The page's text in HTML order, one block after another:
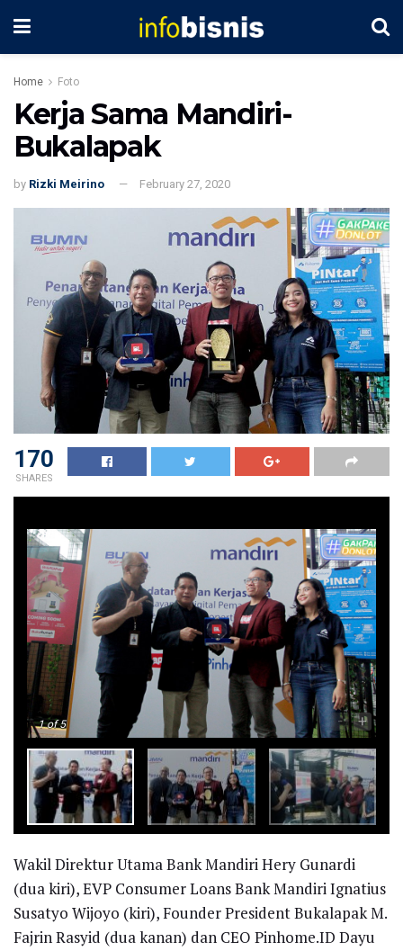
Home Foto
Kerja Sama Mandiri-
Bukalapak
by Rizki Meirino February 27, 2020
170
SHARES
1of 5 - +
Wakil Direktur Utama Bank Mandiri Hery Gunardi
(dua kiri), EVP Consumer Loans Bank Mandiri Ignatius
Susatyo Wijoyo (kiri), Founder President Bukalapak M.
Fajrin Rasyid (dua kanan) dan CEO Pinhome.ID Dayu